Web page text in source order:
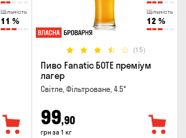
Щільність
11 %
Щільність
12 %
(15)
Пиво Fanatic БОТЕ преміум
лагер
Світле, Фільтроване, 4.5°
99,90
грн за 1 кг